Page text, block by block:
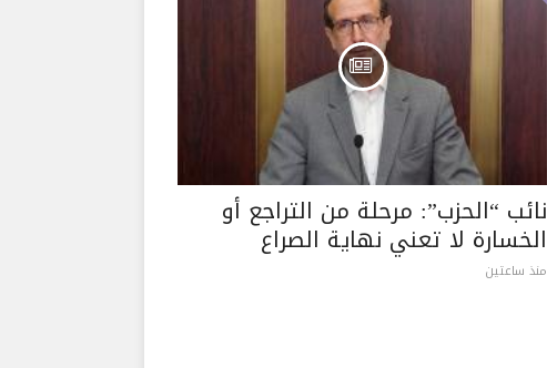
نائب “الحزب”: مرحلة من التراجع أو
الخسارة لا تعني نهاية الصراع
منذ ساعتين